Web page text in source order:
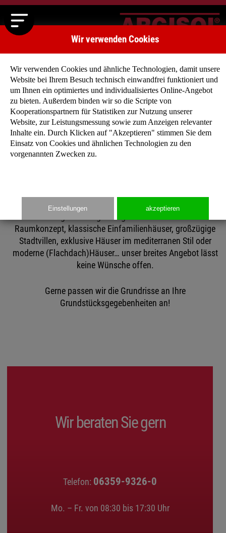
Haben Sie noch keine konkrete Vorstellung, wie Ihr
zukünftiges Niedrigenergiehaus aussehen soll?
Dann lassen Sie sich von unseren Typenhäuser
Raumkonzept, klassische Einfamilienhäuser, großzügige
Stadtvillen, exklusive Häuser im mediterranen Stil oder
moderne (Flachdach)Häuser… unser breites Angebot lässt
keine Wünsche offen.
Gerne passen wir die Grundrisse an Ihre
Grundstücksgegebenheiten an!
Wir beraten Sie gern
Telefon: 06359-9326-0
Mo. – Fr. von 08:30 bis 17:30 Uhr
Wir verwenden Cookies
Wir verwenden Cookies und ähnliche Technologien, damit unsere
Website bei Ihrem Besuch technisch einwandfrei funktioniert und
um Ihnen ein optimiertes und individualisiertes Online-Angebot
zu bieten. Außerdem binden wir so die Scripte von
Kooperationspartnern für Statistiken zur Nutzung unserer
Website, zur Leistungsmessung sowie zum Anzeigen relevanter
Inhalte ein. Durch Klicken auf "Akzeptieren" stimmen Sie dem
Einsatz von Cookies und ähnlichen Technologien zu den
vorgenannten Zwecken zu.
Einstellungen akzeptieren